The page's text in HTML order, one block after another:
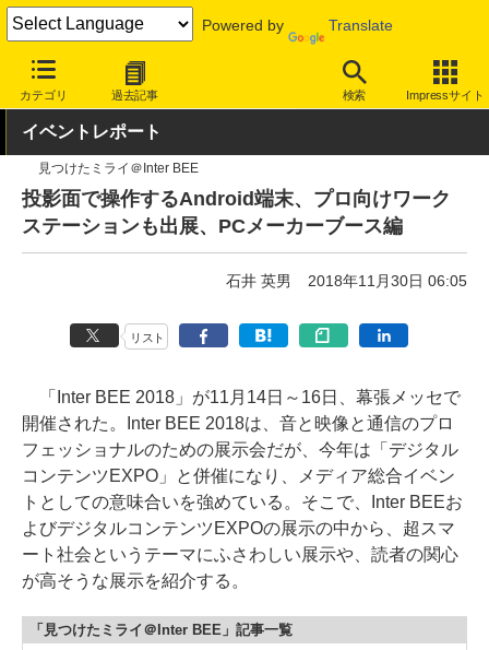
Powered by Translate
カテゴリ 過去記事 検索 Impressサイト
INTERNET Watch イベント
イベントレポート
見つけたミライ＠Inter BEE
投影面で操作するAndroid端末、プロ向けワーク
ステーションも出展、PCメーカーブース編
石井 英男 2018年11月30日 06:05
リスト
「Inter BEE 2018」が11月14日～16日、幕張メッセで
開催された。Inter BEE 2018は、音と映像と通信のプロ
フェッショナルのための展示会だが、今年は「デジタル
コンテンツEXPO」と併催になり、メディア総合イベン
トとしての意味合いを強めている。そこで、Inter BEEお
よびデジタルコンテンツEXPOの展示の中から、超スマ
ート社会というテーマにふさわしい展示や、読者の関心
が高そうな展示を紹介する。
「見つけたミライ＠Inter BEE」記事一覧